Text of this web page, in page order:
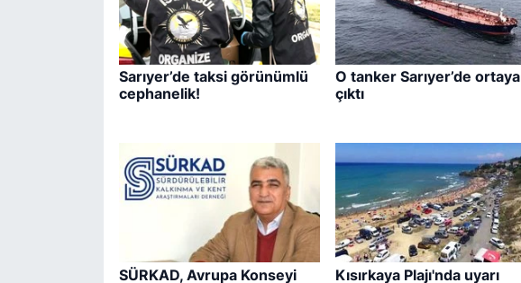
Sarıyer’de taksi görünümlü
cephanelik!
O tanker Sarıyer’de ortaya
çıktı
SÜRKAD, Avrupa Konseyi
Kısırkaya Plajı'nda uyarı